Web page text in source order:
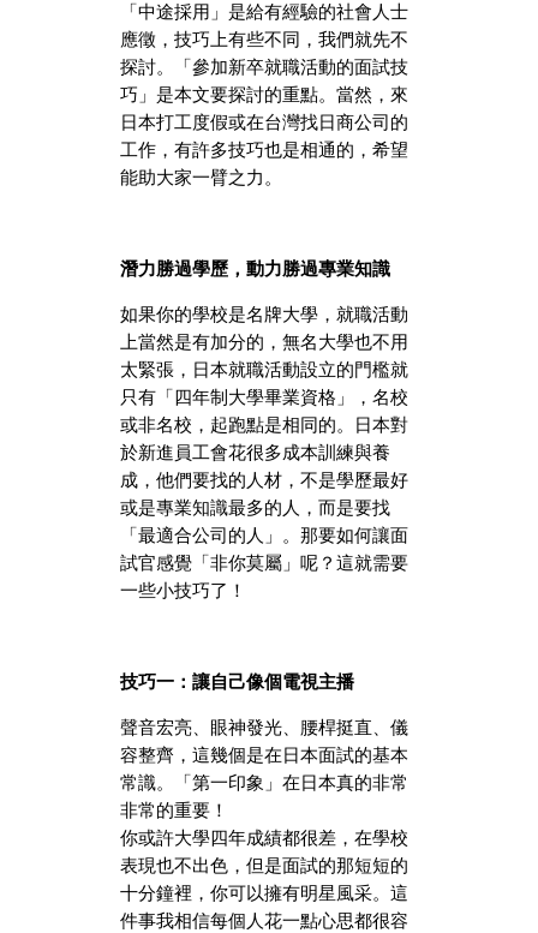
「中途採用」是給有經驗的社會人士
應徵，技巧上有些不同，我們就先不
探討。「參加新卒就職活動的面試技
巧」是本文要探討的重點。當然，來
日本打工度假或在台灣找日商公司的
工作，有許多技巧也是相通的，希望
能助大家一臂之力。
潛力勝過學歷，動力勝過專業知識
如果你的學校是名牌大學，就職活動
上當然是有加分的，無名大學也不用
太緊張，日本就職活動設立的門檻就
只有「四年制大學畢業資格」，名校
或非名校，起跑點是相同的。日本對
於新進員工會花很多成本訓練與養
成，他們要找的人材，不是學歷最好
或是專業知識最多的人，而是要找
「最適合公司的人」。那要如何讓面
試官感覺「非你莫屬」呢？這就需要
一些小技巧了！
技巧一：讓自己像個電視主播
聲音宏亮、眼神發光、腰桿挺直、儀
容整齊，這幾個是在日本面試的基本
常識。「第一印象」在日本真的非常
非常的重要！
你或許大學四年成績都很差，在學校
表現也不出色，但是面試的那短短的
十分鐘裡，你可以擁有明星風采。這
件事我相信每個人花一點心思都很容